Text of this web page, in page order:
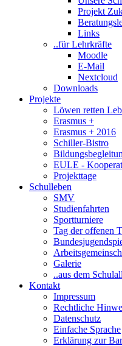
Projekt
Links
..für Lehrkräfte
Moodle
E-Mail
Nextcloud
Downloads
Projekte
Löwen retten
Erasmus +
Erasmus + 2016
Schiller-Bistro
EULE -
Projekttage
Schulleben
SMV
Studienfahrten
Sportturniere
Tag der offenen
Galerie
..aus dem
Kontakt
Impressum
Rechtliche
Datenschutz
Einfache Sprache
Erklärung zur